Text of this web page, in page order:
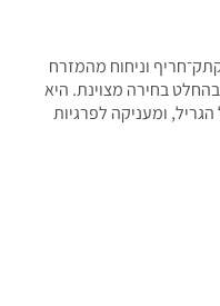
וניחוח מהמזרח
מצוינת. היא
לפרגיות